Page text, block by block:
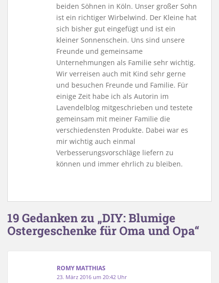
beiden Söhnen in Köln. Unser großer Sohn
ist ein richtiger Wirbelwind. Der Kleine hat
sich bisher gut eingefügt und ist ein
kleiner Sonnenschein. Uns sind unsere
Freunde und gemeinsame
Unternehmungen als Familie sehr wichtig.
Wir verreisen auch mit Kind sehr gerne
und besuchen Freunde und Familie. Für
einige Zeit habe ich als Autorin im
Lavendelblog mitgeschrieben und testete
gemeinsam mit meiner Familie die
verschiedensten Produkte. Dabei war es
mir wichtig auch einmal
Verbesserungsvorschläge liefern zu
können und immer ehrlich zu bleiben.
19 Gedanken zu „DIY: Blumige
Ostergeschenke für Oma und Opa“
ROMY MATTHIAS
23. März 2016 um 20:42 Uhr